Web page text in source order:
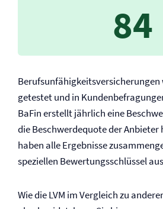
84
getestet und in
BaFin erstellt jährlich eine
die Beschwerdequote der Anbieter
haben alle Ergebnisse
speziellen Bewertungsschlüssel
Wie die LVM im Vergleich zu